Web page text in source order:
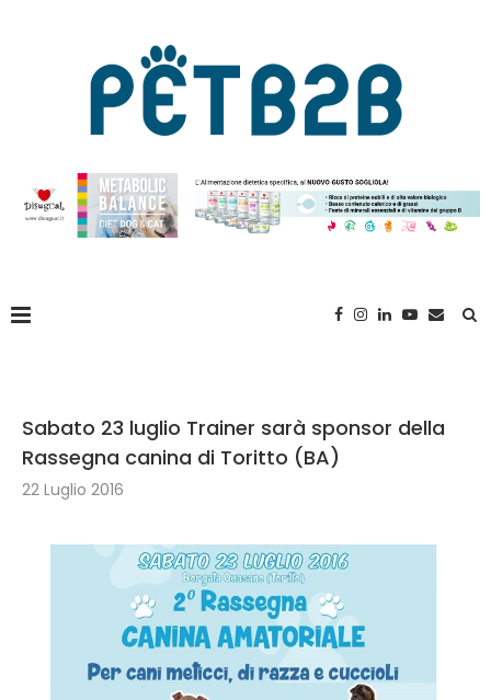
Sabato 23 luglio Trainer sarà sponsor della
Rassegna canina di Toritto (BA)
22 Luglio 2016